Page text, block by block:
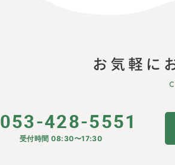
お気軽に
053-428-5551
受付時間 08:30〜17:30